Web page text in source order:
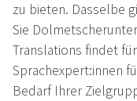
zu bieten. Dasselbe
Sie
Translations findet
Sprachexpert:innen
Bedarf Ihrer